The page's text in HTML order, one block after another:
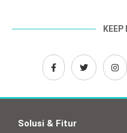
KEEP
Solusi & Fitur